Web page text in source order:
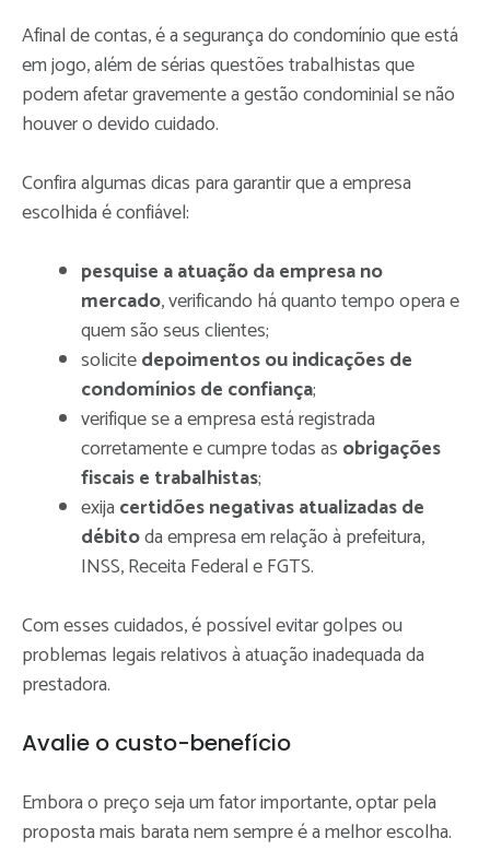
Afinal de contas, é a segurança do condomínio que está
em jogo, além de sérias questões trabalhistas que
podem afetar gravemente a gestão condominial se não
houver o devido cuidado.
Confira algumas dicas para garantir que a empresa
escolhida é confiável:
pesquise a atuação da empresa no
mercado, verificando há quanto tempo opera e
quem são seus clientes;
solicitedepoimentos ou indicações de
condomínios de confiança;
verifique se a empresa está registrada
corretamente e cumpre todas as obrigações
fiscais e trabalhistas;
exija certidões negativas atualizadas de
débitoda empresa em relação à prefeitura,
INSS, Receita Federal e FGTS.
Com esses cuidados, é possível evitar golpes ou
problemas legais relativos à atuação inadequada da
prestadora.
Avalie o custo-benefício
Embora o preço seja um fator importante, optar pela
proposta mais barata nem sempre é a melhor escolha.